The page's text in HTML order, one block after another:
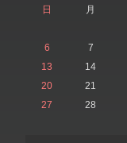
日 月
6
7
13
14
20
21
27
28